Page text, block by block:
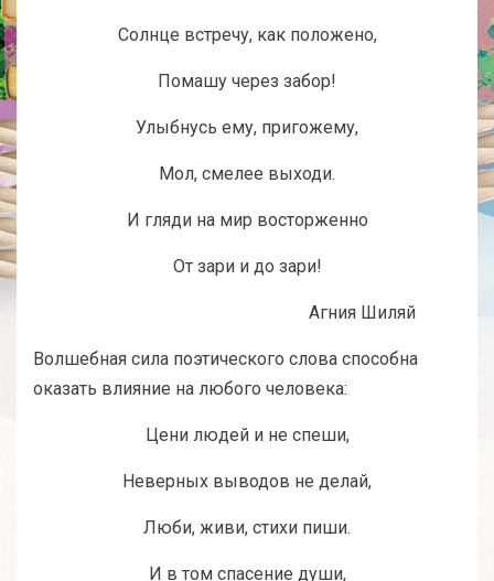
Солнце встречу, как положено,
Помашу через забор!
Улыбнусь ему, пригожему,
Мол, смелее выходи.
И гляди на мир восторженно
От зари и до зари!
Агния Шиляй
Волшебная сила поэтического слова способна
оказать влияние на любого человека:
Цени людей и не спеши,
Неверных выводов не делай,
Люби, живи, стихи пиши.
И в том спасение души,